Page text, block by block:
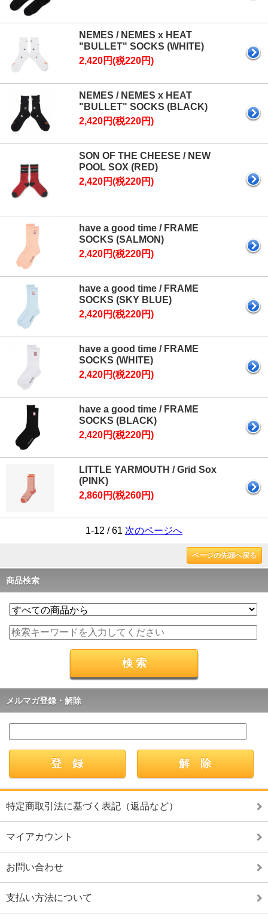
NEMES / NEMES x HEAT
"BULLET" SOCKS (WHITE)
2,420円(税220円)
NEMES / NEMES x HEAT
"BULLET" SOCKS (BLACK)
2,420円(税220円)
SON OF THE CHEESE / NEW
POOL SOX (RED)
2,420円(税220円)
have a good time / FRAME
SOCKS (SALMON)
2,420円(税220円)
have a good time / FRAME
SOCKS (SKY BLUE)
2,420円(税220円)
have a good time / FRAME
SOCKS (WHITE)
2,420円(税220円)
have a good time / FRAME
SOCKS (BLACK)
2,420円(税220円)
LITTLE YARMOUTH / Grid Sox
(PINK)
2,860円(税260円)
1-12 / 61 次のページへ
ページの先頭へ戻る
商品検索
メルマガ登録・解除
特定商取引法に基づく表記（返品など）
マイアカウント
お問い合わせ
支払い方法について